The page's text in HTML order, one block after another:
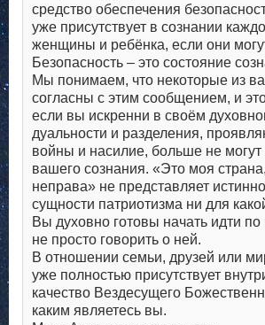
средство обеспечения
уже присутствует в сознании
женщины и ребёнка, если они
Безопасность – это состояние
Мы понимаем, что некоторые из
согласны с этим сообщением, и
если вы искренни в своём
дуальности и разделения,
войны и насилие, больше не могут
вашего сознания. «Это моя
неправа» не представляет
сущности патриотизма ни для
Вы духовно готовы начать идти по
не просто говорить о ней.
В отношении семьи, друзей или
уже полностью присутствует
качество Вездесущего
каким являетесь вы.